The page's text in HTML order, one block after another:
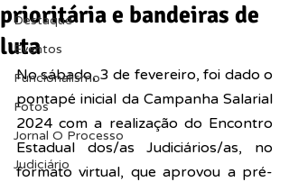
Destaque
Eventos
Funcionalismo
Fotos
Jornal O Processo
Judiciário
prioritária e bandeiras de
luta
No sábado, 3 de fevereiro, foi dado o
pontapé inicial da Campanha Salarial
2024 com a realização do Encontro
Estadual dos/as Judiciários/as, no
formato virtual, que aprovou a pré-